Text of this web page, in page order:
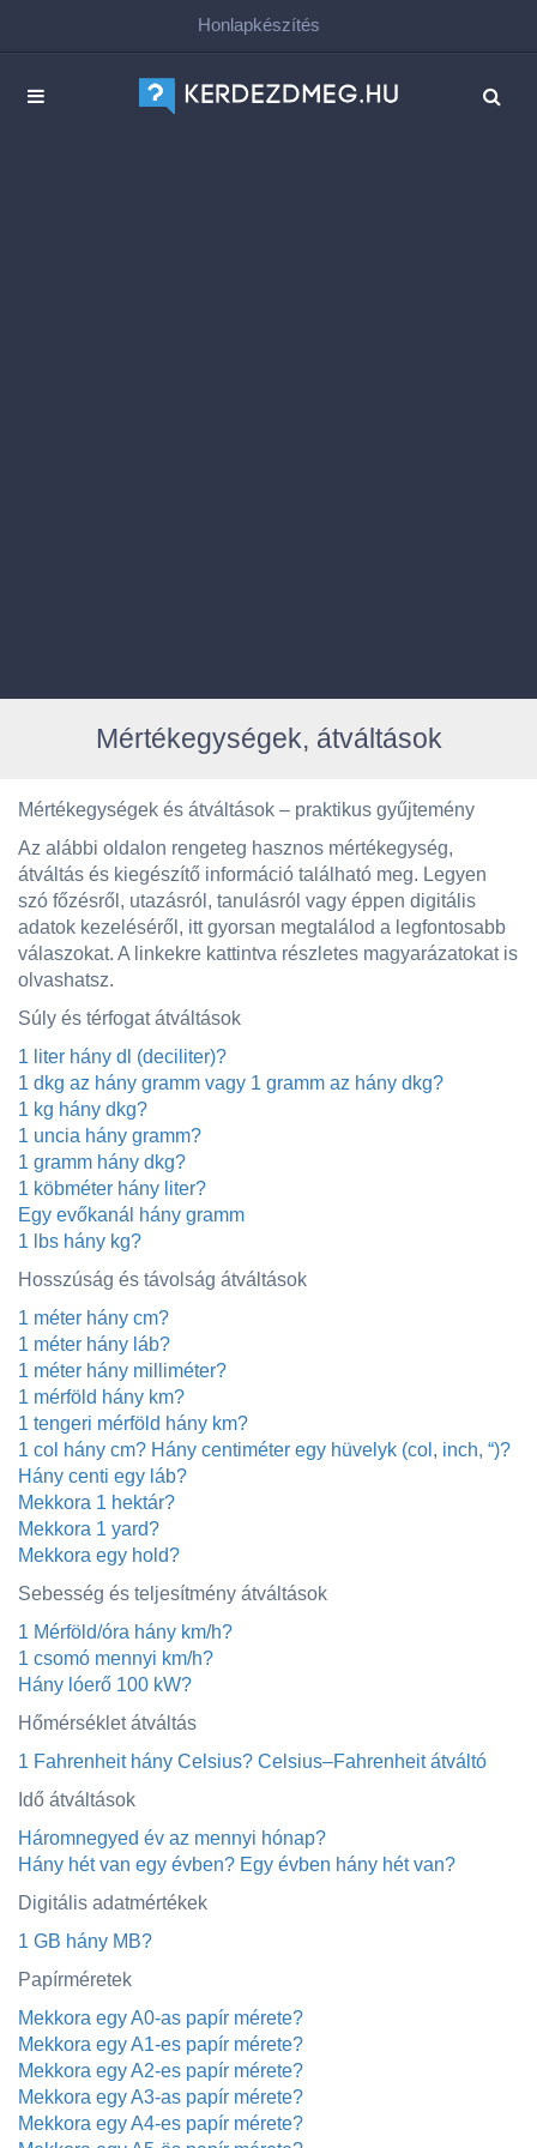
Honlapkészítés
Mértékegységek, átváltások
Mértékegységek és átváltások – praktikus gyűjtemény
Az alábbi oldalon rengeteg hasznos mértékegység,
átváltás és kiegészítő információ található meg. Legyen
szó főzésről, utazásról, tanulásról vagy éppen digitális
adatok kezeléséről, itt gyorsan megtalálod a legfontosabb
válaszokat. A linkekre kattintva részletes magyarázatokat is
olvashatsz.
Súly és térfogat átváltások
1 liter hány dl (deciliter)?
1 dkg az hány gramm vagy 1 gramm az hány dkg?
1 kg hány dkg?
1 uncia hány gramm?
1 gramm hány dkg?
1 köbméter hány liter?
Egy evőkanál hány gramm
1 lbs hány kg?
Hosszúság és távolság átváltások
1 méter hány cm?
1 méter hány láb?
1 méter hány milliméter?
1 mérföld hány km?
1 tengeri mérföld hány km?
1 col hány cm? Hány centiméter egy hüvelyk (col, inch, “)?
Hány centi egy láb?
Mekkora 1 hektár?
Mekkora 1 yard?
Mekkora egy hold?
Sebesség és teljesítmény átváltások
1 Mérföld/óra hány km/h?
1 csomó mennyi km/h?
Hány lóerő 100 kW?
Hőmérséklet átváltás
1 Fahrenheit hány Celsius? Celsius–Fahrenheit átváltó
Idő átváltások
Háromnegyed év az mennyi hónap?
Hány hét van egy évben? Egy évben hány hét van?
Digitális adatmértékek
1 GB hány MB?
Papírméretek
Mekkora egy A0-as papír mérete?
Mekkora egy A1-es papír mérete?
Mekkora egy A2-es papír mérete?
Mekkora egy A3-as papír mérete?
Mekkora egy A4-es papír mérete?